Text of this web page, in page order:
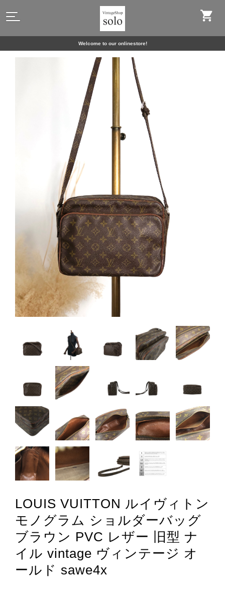
Welcome to our onlinestore!
LOUIS VUITTON ルイヴィトン
モノグラム ショルダーバッグ
ブラウン PVC レザー 旧型 ナ
イル vintage ヴィンテージ オ
ールド sawe4x